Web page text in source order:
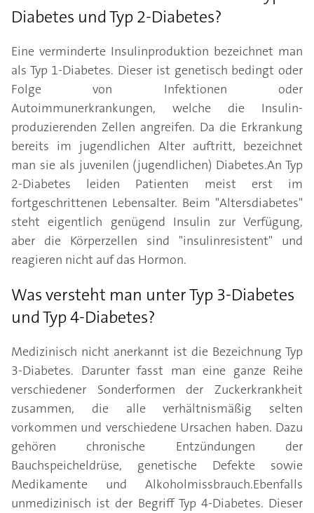
Diabetes und Typ 2-Diabetes?
Eine verminderte Insulinproduktion bezeichnet man
als Typ 1-Diabetes. Dieser ist genetisch bedingt oder
Folge von Infektionen oder
Autoimmunerkrankungen, welche die Insulin-
produzierenden Zellen angreifen. Da die Erkrankung
bereits im jugendlichen Alter auftritt, bezeichnet
man sie als juvenilen (jugendlichen) Diabetes.An Typ
2-Diabetes leiden Patienten meist erst im
fortgeschrittenen Lebensalter. Beim "Altersdiabetes"
steht eigentlich genügend Insulin zur Verfügung,
aber die Körperzellen sind "insulinresistent" und
reagieren nicht auf das Hormon.
Was versteht man unter Typ 3-Diabetes
und Typ 4-Diabetes?
Medizinisch nicht anerkannt ist die Bezeichnung Typ
3-Diabetes. Darunter fasst man eine ganze Reihe
verschiedener Sonderformen der Zuckerkrankheit
zusammen, die alle verhältnismäßig selten
vorkommen und verschiedene Ursachen haben. Dazu
gehören chronische Entzündungen der
Bauchspeicheldrüse, genetische Defekte sowie
Medikamente und Alkoholmissbrauch.Ebenfalls
unmedizinisch ist der Begriff Typ 4-Diabetes. Dieser